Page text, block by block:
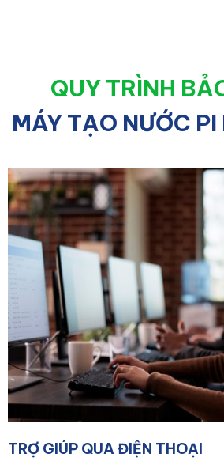
QUY TRÌNH
MÁY TẠO NƯỚC
TRỢ GIÚP QUA ĐIỆN THOẠI